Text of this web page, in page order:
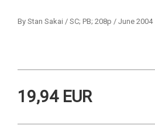
By Stan Sakai / SC; PB; 208p / June 2004
19,94 EUR